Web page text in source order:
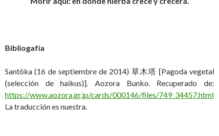
Bibliogafía
Santôka (16 de septiembre de 2014) 草木塔 [Pagoda vegetal
(selección de haikus)]. Aozora Bunko. Recuperado de:
https://www.aozora.gr.jp/cards/000146/files/749_34457.html
La traducción es nuestra.